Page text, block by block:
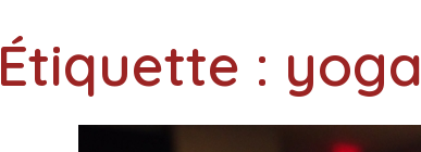
Étiquette : yoga